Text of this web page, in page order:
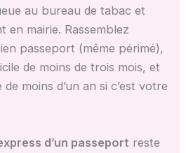
au bureau de tabac et
en mairie. Rassemblez
passeport (même périmé),
de moins de trois mois, et
moins d’un an si c’est votre
d’un passeport reste